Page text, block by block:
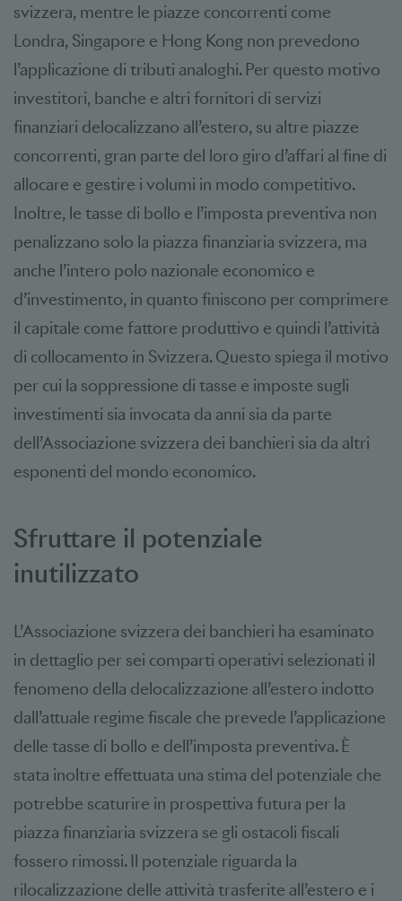
svizzera, mentre le piazze concorrenti come
Londra, Singapore e Hong Kong non prevedono
l’applicazione di tributi analoghi. Per questo motivo
investitori, banche e altri fornitori di servizi
finanziari delocalizzano all’estero, su altre piazze
concorrenti, gran parte del loro giro d’affari al fine di
allocare e gestire i volumi in modo competitivo.
Inoltre, le tasse di bollo e l’imposta preventiva non
penalizzano solo la piazza finanziaria svizzera, ma
anche l’intero polo nazionale economico e
d’investimento, in quanto finiscono per comprimere
il capitale come fattore produttivo e quindi l’attività
di collocamento in Svizzera. Questo spiega il motivo
per cui la soppressione di tasse e imposte sugli
investimenti sia invocata da anni sia da parte
dell’Associazione svizzera dei banchieri sia da altri
esponenti del mondo economico.
Sfruttare il potenziale
inutilizzato
L’Associazione svizzera dei banchieri ha esaminato
in dettaglio per sei comparti operativi selezionati il
fenomeno della delocalizzazione all’estero indotto
dall’attuale regime fiscale che prevede l’applicazione
delle tasse di bollo e dell’imposta preventiva. È
stata inoltre effettuata una stima del potenziale che
potrebbe scaturire in prospettiva futura per la
piazza finanziaria svizzera se gli ostacoli fiscali
fossero rimossi. Il potenziale riguarda la
rilocalizzazione delle attività trasferite all’estero e i